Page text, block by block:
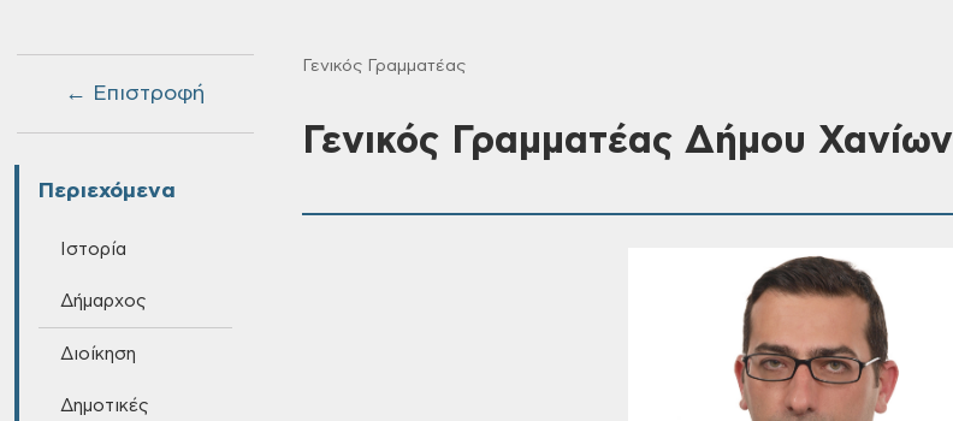
← Επιστροφή
Περιεχόμενα
Ιστορία
Δήμαρχος
Διοίκηση
Δημοτικές
Γενικός Γραμματέας
Γενικός Γραμματέας Δήμου Χανίων